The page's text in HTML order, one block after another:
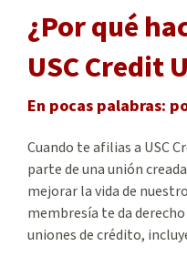
¿Por qué
USC Credit
En pocas palabras:
Cuando te afilias a USC
parte de una unión
mejorar la vida de
membresía te da
uniones de crédito,